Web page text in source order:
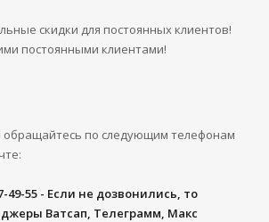
скидки для постоянных клиентов!
постоянными клиентами!
обращайтесь по следующим телефонам
49-55 - Если не дозвонились, то
Ватсап, Телеграмм, Макс